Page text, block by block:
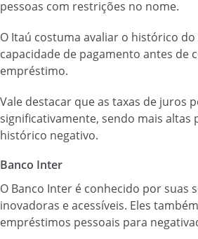
pessoas com restrições no nome.
O Itaú costuma avaliar o histórico do
capacidade de pagamento antes de
empréstimo.
Vale destacar que as taxas de juros
significativamente, sendo mais altas
histórico negativo.
Banco Inter
O Banco Inter é conhecido por suas
inovadoras e acessíveis. Eles
empréstimos pessoais para